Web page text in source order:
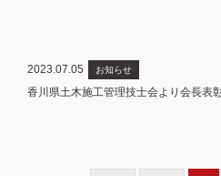
2023.07.05 お知らせ
香川県土木施工管理技士会より会長表